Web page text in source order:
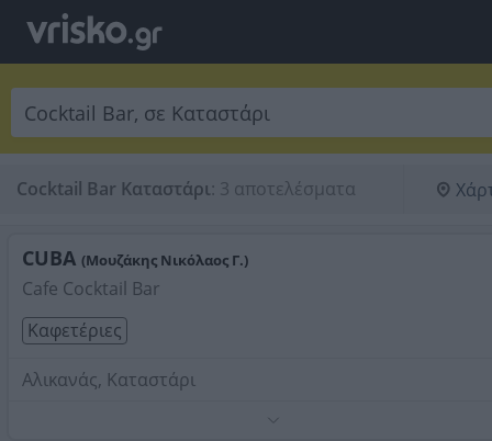
Cocktail Bar Καταστάρι: 3 αποτελέσματα
CUBA (Μουζάκης Νικόλαος Γ.)
Cafe Cocktail Bar
Καφετέριες
Αλικανάς, Καταστάρι